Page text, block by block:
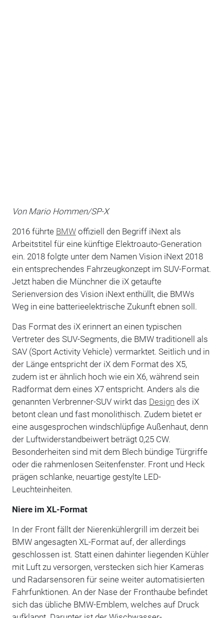
Von Mario Hommen/SP-X
2016 führte BMWoffiziell den Begriff iNext als
Arbeitstitel für eine künftige Elektroauto-Generation
ein. 2018 folgte unter dem Namen Vision iNext 2018
ein entsprechendes Fahrzeugkonzept im SUV-Format.
Jetzt haben die Münchner die iX getaufte
Serienversion des Vision iNext enthüllt, die BMWs
Weg in eine batterieelektrische Zukunft ebnen soll.
Das Format des iX erinnert an einen typischen
Vertreter des SUV-Segments, die BMW traditionell als
SAV (Sport Activity Vehicle) vermarktet. Seitlich und in
der Länge entspricht der iX dem Format des X5,
zudem ist er ähnlich hoch wie ein X6, während sein
Radformat dem eines X7 entspricht. Anders als die
genannten Verbrenner-SUV wirkt das Design des iX
betont clean und fast monolithisch. Zudem bietet er
eine ausgesprochen windschlüpfige Außenhaut, denn
der Luftwiderstandbeiwert beträgt 0,25 CW.
Besonderheiten sind mit dem Blech bündige Türgriffe
oder die rahmenlosen Seitenfenster. Front und Heck
prägen schlanke, neuartige gestylte LED-
Leuchteinheiten.
Niere im XL-Format
In der Front fällt der Nierenkühlergrill im derzeit bei
BMW angesagten XL-Format auf, der allerdings
geschlossen ist. Statt einen dahinter liegenden Kühler
mit Luft zu versorgen, verstecken sich hier Kameras
und Radarsensoren für seine weiter automatisierten
Fahrfunktionen. An der Nase der Fronthaube befindet
sich das übliche BMW-Emblem, welches auf Druck